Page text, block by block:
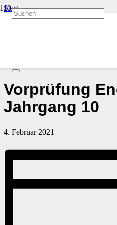
Start
Veranstaltungen
Vorprüfung
Jahrgang 10
4. Februar 2021